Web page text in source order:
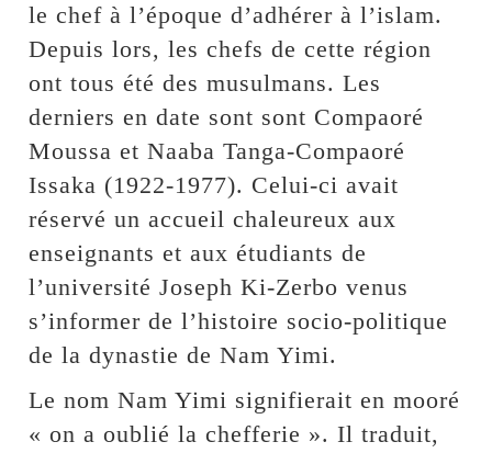
le chef à l’époque d’adhérer à l’islam.
Depuis lors, les chefs de cette région
ont tous été des musulmans. Les
derniers en date sont sont Compaoré
Moussa et Naaba Tanga-Compaoré
Issaka (1922-1977). Celui-ci avait
réservé un accueil chaleureux aux
enseignants et aux étudiants de
l’université Joseph Ki-Zerbo venus
s’informer de l’histoire socio-politique
de la dynastie de Nam Yimi.
Le nom Nam Yimi signifierait en mooré
« on a oublié la chefferie ». Il traduit,